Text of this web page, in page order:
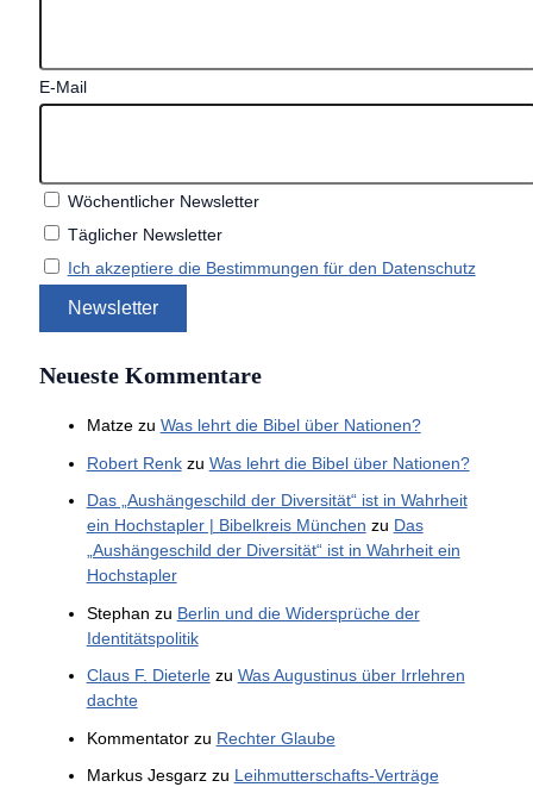
E-Mail
Wöchentlicher Newsletter
Täglicher Newsletter
Ich akzeptiere die Bestimmungen für den Datenschutz
Neueste Kommentare
Matzezu Was lehrt die Bibel über Nationen?
Robert Renkzu Was lehrt die Bibel über Nationen?
Das „Aushängeschild der Diversität“ ist in Wahrheit
ein Hochstapler | Bibelkreis München zu Das
„Aushängeschild der Diversität“ ist in Wahrheit ein
Hochstapler
Stephan zu Berlin und die Widersprüche der
Identitätspolitik
Claus F. Dieterlezu Was Augustinus über Irrlehren
dachte
Kommentatorzu Rechter Glaube
Markus Jesgarzzu Leihmutterschafts-Verträge